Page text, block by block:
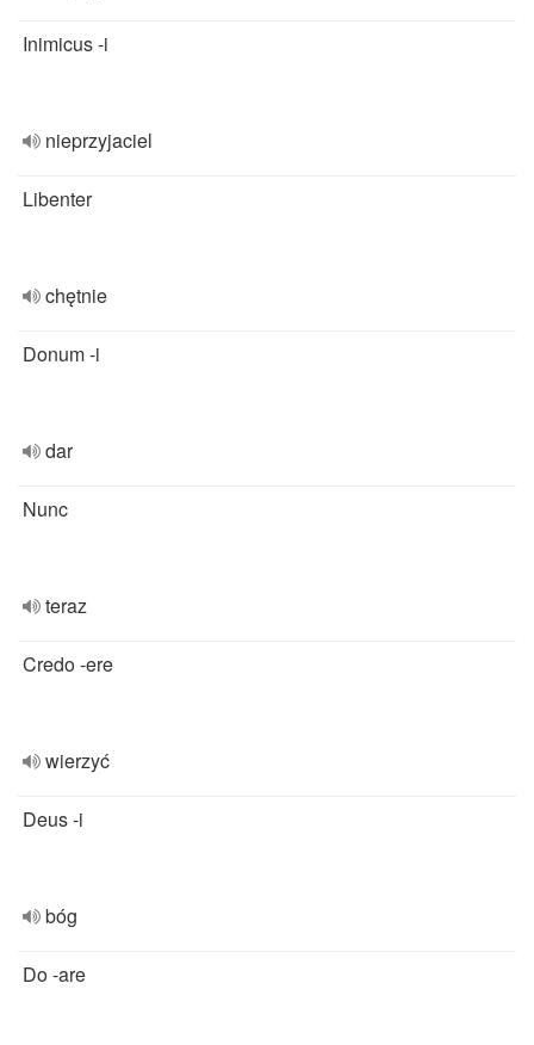
Inimicus -i
nieprzyjaciel
Libenter
chętnie
Donum -i
dar
Nunc
teraz
Credo -ere
wierzyć
Deus -i
bóg
Do -are